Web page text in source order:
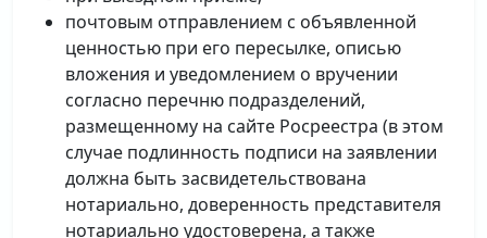
почтовым отправлением с объявленной
ценностью при его пересылке, описью
вложения и уведомлением о вручении
согласно перечню подразделений,
размещенному на сайте Росреестра (в этом
случае подлинность подписи на заявлении
должна быть засвидетельствована
нотариально, доверенность представителя
нотариально удостоверена, а также